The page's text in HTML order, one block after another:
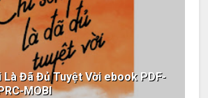
Là Đã Đủ Tuyệt Vời ebook PDF-
MOBI